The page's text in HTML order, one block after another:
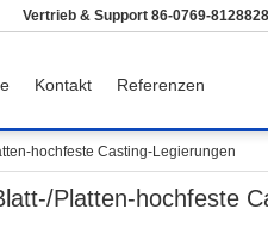
Vertrieb & Support 86-0769-
Kontakt Referenzen
hochfeste Casting-Legierungen
Platten-hochfeste